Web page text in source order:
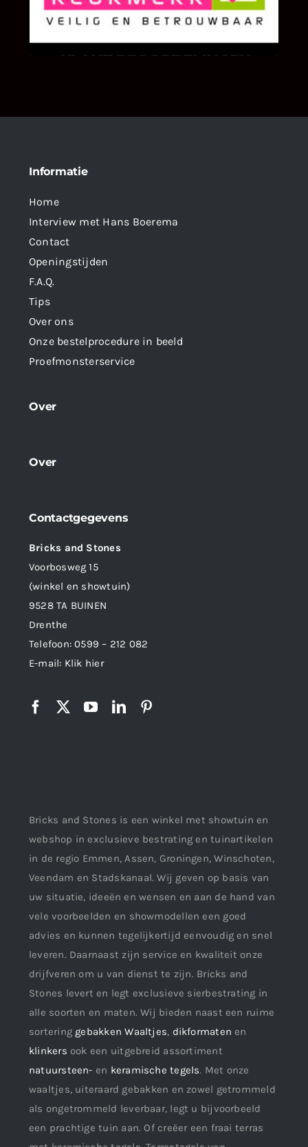
We zijn er zeer op gesteld om te weten wat u
als klant van ons en onze diensten vindt.
Informatie
Home
Interview met Hans Boerema
Contact
Openingstijden
F.A.Q.
Tips
Over ons
Onze bestelprocedure in beeld
Proefmonsterservice
Over
Over
Contactgegevens
Bricks and Stones
Voorbosweg 15
(winkel en showtuin)
9528 TA BUINEN
Drenthe
Telefoon:0599 – 212 082
E-mail: Klik hier
Bricks and Stones is een winkel met showtuin en
webshop in exclusieve bestrating en tuinartikelen
in de regio Emmen, Assen, Groningen, Winschoten,
Veendam en Stadskanaal. Wij geven op basis van
uw situatie, ideeën en wensen en aan de hand van
vele voorbeelden en showmodellen een goed
advies en kunnen tegelijkertijd eenvoudig en snel
leveren. Daarnaast zijn service en kwaliteit onze
drijfveren om u van dienst te zijn. Bricks and
Stones levert en legt exclusieve sierbestrating in
alle soorten en maten. Wij bieden naast een ruime
sortering gebakken Waaltjes, dikformaten en
klinkers ook een uitgebreid assortiment
natuursteen- en keramische tegels. Met onze
waaltjes, uiteraard gebakken en zowel getrommeld
als ongetrommeld leverbaar, legt u bijvoorbeeld
een prachtige tuin aan. Of creëer een fraai terras